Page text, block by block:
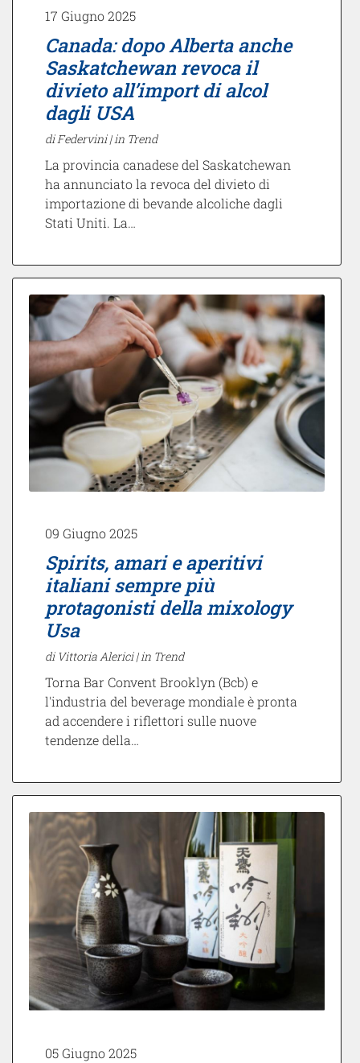
17 Giugno 2025
Canada: dopo Alberta anche
Saskatchewan revoca il
divieto all’import di alcol
dagli USA
di Federvini |in Trend
La provincia canadese del Saskatchewan
ha annunciato la revoca del divieto di
importazione di bevande alcoliche dagli
Stati Uniti. La…
09 Giugno 2025
Spirits, amari e aperitivi
italiani sempre più
protagonisti della mixology
Usa
di Vittoria Alerici |in Trend
Torna Bar Convent Brooklyn (Bcb) e
l'industria del beverage mondiale è pronta
ad accendere i riflettori sulle nuove
tendenze della…
05 Giugno 2025